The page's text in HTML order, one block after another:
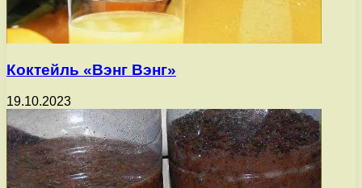
Коктейль «Вэнг Вэнг»
19.10.2023